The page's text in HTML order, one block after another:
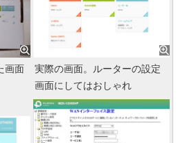
画面
実際の画面。ルーターの設定
画面にしてはおしゃれ